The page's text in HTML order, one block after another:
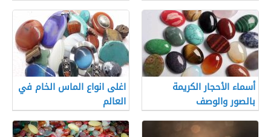
أسماء الأحجار الكريمة
بالصور والوصف
اغلى انواع الماس الخام في
العالم